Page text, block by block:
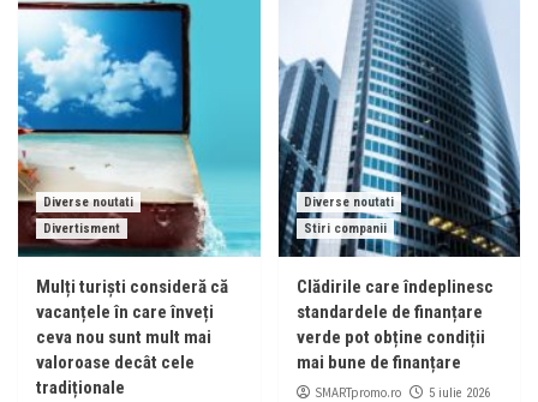
Diverse noutati
Divertisment
Mulți turiști consideră că
vacanțele în care înveți
ceva nou sunt mult mai
valoroase decât cele
tradiționale
Diverse noutati
Stiri companii
Clădirile care îndeplinesc
standardele de finanțare
verde pot obține condiții
mai bune de finanțare
SMARTpromo.ro 5 iulie 2026